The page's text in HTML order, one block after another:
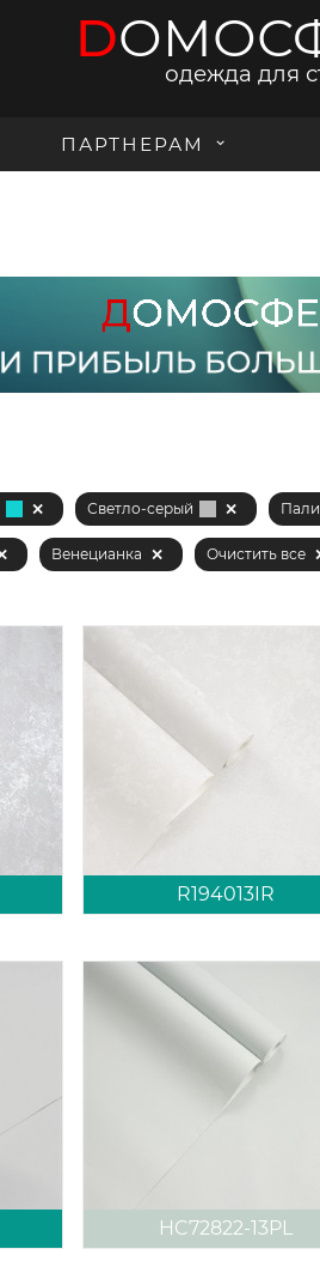
D
одежда для
ПАРТНЕРАМ
Светло-серый
Венецианка Очистить все
R194013IR
HC72822-13PL